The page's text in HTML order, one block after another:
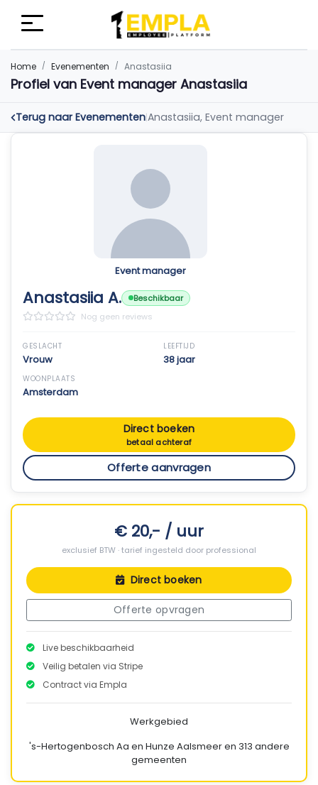
Home Evenementen Anastasiia
Profiel van Event manager Anastasiia
Terug naar Evenementen|Anastasiia, Event manager
Event manager
Anastasiia A.
Beschikbaar
Nog geen reviews
GESLACHT
Vrouw
LEEFTIJD
38 jaar
WOONPLAATS
Amsterdam
Direct boeken
betaal achteraf
Offerte aanvragen
€ 20,- / uur
exclusief BTW · tarief ingesteld door professional
Direct boeken
Offerte opvragen
Live beschikbaarheid
Veilig betalen via Stripe
Contract via Empla
Werkgebied
's-Hertogenbosch Aa en Hunze Aalsmeeren 313 andere
gemeenten